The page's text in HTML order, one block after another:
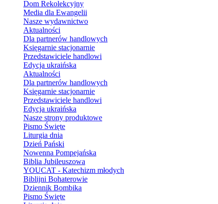
Dom Rekolekcyjny
Media dla Ewangelii
Nasze wydawnictwo
Aktualności
Dla partnerów handlowych
Księgarnie stacjonarnie
Przedstawiciele handlowi
Edycja ukraińska
Aktualności
Dla partnerów handlowych
Księgarnie stacjonarnie
Przedstawiciele handlowi
Edycja ukraińska
Nasze strony produktowe
Pismo Święte
Liturgia dnia
Dzień Pański
Nowenna Pompejańska
Biblia Jubileuszowa
YOUCAT - Katechizm młodych
Biblijni Bohaterowie
Dziennik Bombika
Pismo Święte